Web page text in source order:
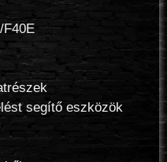
F40E
segítő eszközök